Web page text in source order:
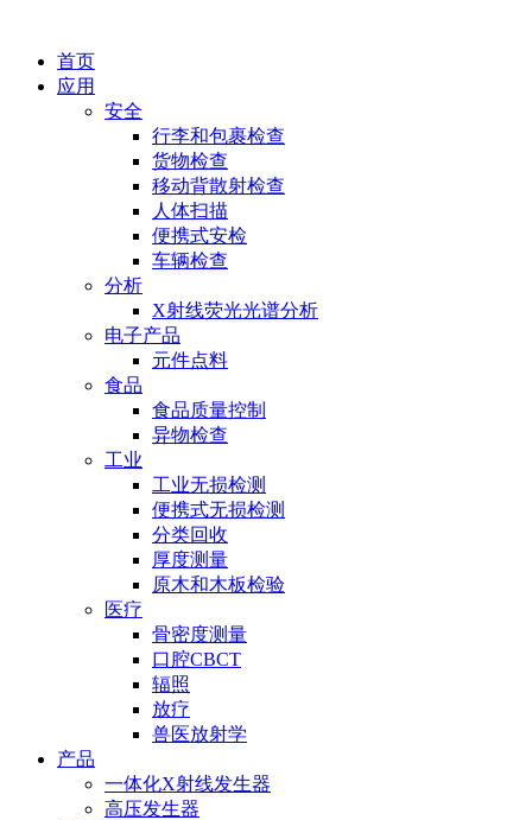
首页
应用
安全
行李和包裹检查
货物检查
移动背散射检查
人体扫描
便携式安检
车辆检查
分析
X射线荧光光谱分析
电子产品
元件点料
食品
食品质量控制
异物检查
工业
工业无损检测
便携式无损检测
分类回收
厚度测量
原木和木板检验
医疗
骨密度测量
口腔CBCT
辐照
放疗
兽医放射学
产品
一体化X射线发生器
高压发生器